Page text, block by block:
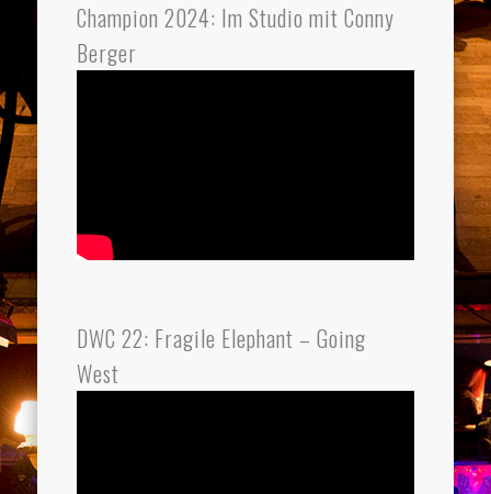
Champion 2024: Im Studio mit Conny
Berger
DWC 22: Fragile Elephant – Going
West